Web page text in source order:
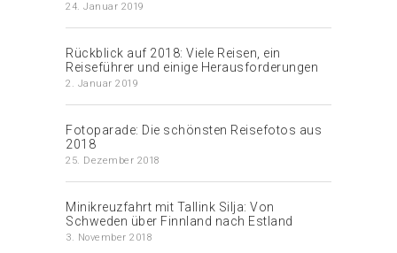
24. Januar 2019
Rückblick auf 2018: Viele Reisen, ein
Reiseführer und einige Herausforderungen
2. Januar 2019
Fotoparade: Die schönsten Reisefotos aus
2018
25. Dezember 2018
Minikreuzfahrt mit Tallink Silja: Von
Schweden über Finnland nach Estland
3. November 2018